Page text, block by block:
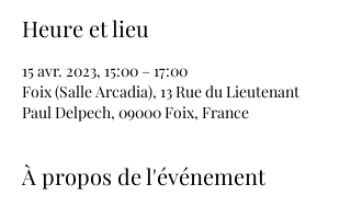
Heure et lieu
15 avr. 2023, 15:00 – 17:00
Foix (Salle Arcadia), 13 Rue du Lieutenant
Paul Delpech, 09000 Foix, France
À propos de l'événement